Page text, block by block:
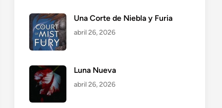
Una Corte de Niebla y Furia
abril 26, 2026
Luna Nueva
abril 26, 2026